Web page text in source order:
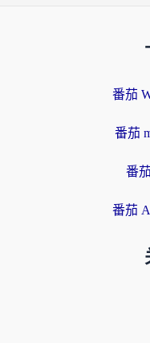
番茄
番茄
番
番茄